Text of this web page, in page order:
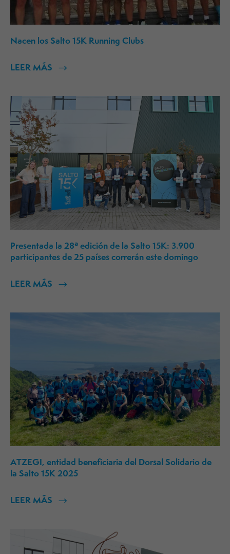
Nacen los Salto 15K Running Clubs
LEER MÁS
Presentada la 28ª edición de la Salto 15K: 3.900
participantes de 25 países correrán este domingo
LEER MÁS
ATZEGI, entidad beneficiaria del Dorsal Solidario de
la Salto 15K 2025
LEER MÁS